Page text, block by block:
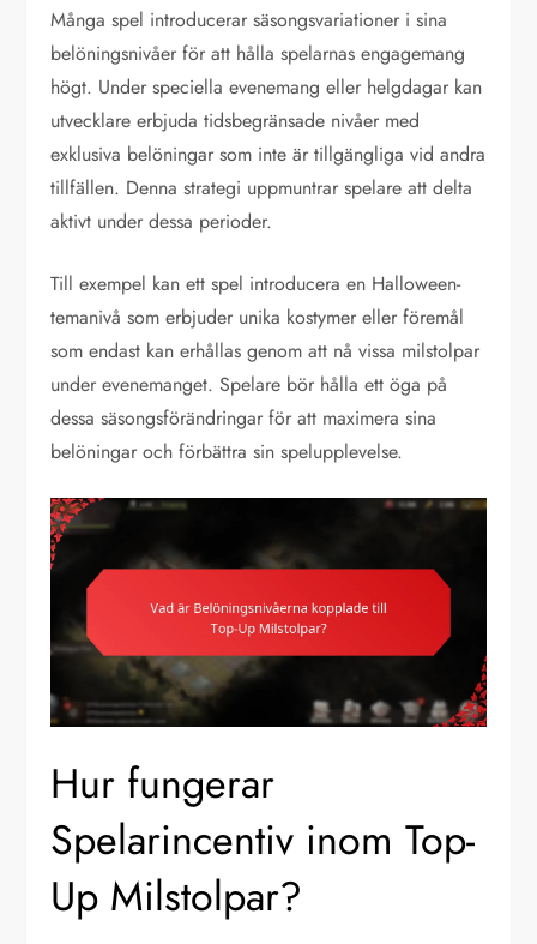
Många spel introducerar säsongsvariationer i sina
belöningsnivåer för att hålla spelarnas engagemang
högt. Under speciella evenemang eller helgdagar kan
utvecklare erbjuda tidsbegränsade nivåer med
exklusiva belöningar som inte är tillgängliga vid andra
tillfällen. Denna strategi uppmuntrar spelare att delta
aktivt under dessa perioder.
Till exempel kan ett spel introducera en Halloween-
temanivå som erbjuder unika kostymer eller föremål
som endast kan erhållas genom att nå vissa milstolpar
under evenemanget. Spelare bör hålla ett öga på
dessa säsongsförändringar för att maximera sina
belöningar och förbättra sin spelupplevelse.
Hur fungerar
Spelarincentiv inom Top-
Up Milstolpar?